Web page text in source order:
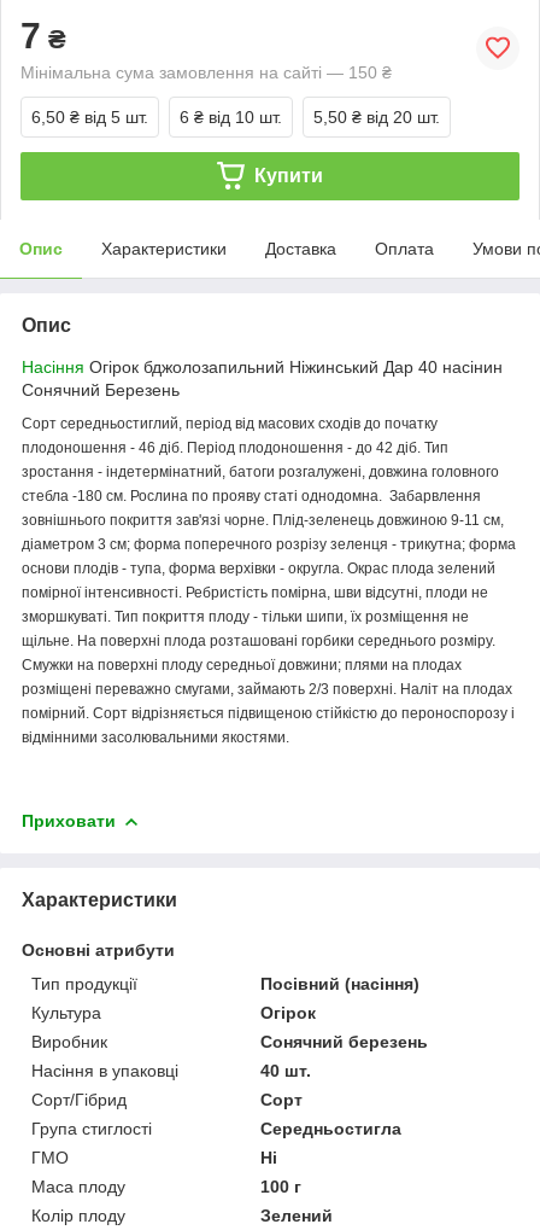
7 ₴
Мінімальна сума замовлення на сайті — 150 ₴
6,50 ₴ від 5 шт. 6 ₴ від 10 шт. 5,50 ₴ від 20 шт.
Купити
Опис Характеристики Доставка Оплата Умови
Опис
Насіння Огірок бджолозапильний Ніжинський Дар 40 насінин
Сонячний Березень
Сорт середньостиглий, період від масових сходів до початку
плодоношення - 46 діб. Період плодоношення - до 42 діб. Тип
зростання - індетермінатний, батоги розгалужені, довжина головного
стебла -180 см. Рослина по прояву статі однодомна. Забарвлення
зовнішнього покриття зав'язі чорне. Плід-зеленець довжиною 9-11 см,
діаметром 3 см; форма поперечного розрізу зеленця - трикутна; форма
основи плодів - тупа, форма верхівки - округла. Окрас плода зелений
помірної інтенсивності. Ребристість помірна, шви відсутні, плоди не
зморшкуваті. Тип покриття плоду - тільки шипи, їх розміщення не
щільне. На поверхні плода розташовані горбики середнього розміру.
Смужки на поверхні плоду середньої довжини; плями на плодах
розміщені переважно смугами, займають 2/3 поверхні. Наліт на плодах
помірний. Сорт відрізняється підвищеною стійкістю до пероноспорозу і
відмінними засолювальними якостями.
Приховати
Характеристики
Основні атрибути
Тип продукції
Посівний (насіння)
Культура
Огірок
Виробник
Сонячний березень
Насіння в упаковці
40 шт.
Сорт/Гібрид
Сорт
Група стиглості
Середньостигла
ГМО
Ні
Маса плоду
100 г
Колір плоду
Зелений